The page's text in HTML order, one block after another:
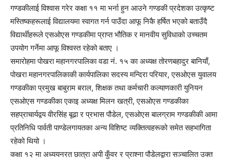
गण्डकीलाई विश्वास गरेर कक्षा ११ मा भर्ना हुन आउने गण्डकी प्रदेशका उत्कृष्ट
मस्तिष्कहरूलाई विद्यालयमा स्वागत गर्न पाउँदा आफू निकै हर्षित भएको बताउँदै
विद्यार्थीहरूले एसओएस गण्डकीमा प्राप्त भौतिक र मानवीय सुविधाको उच्चतम
उपयोग गर्नेमा आफू विश्वस्त रहेको बताए ।
समारोहमा पोखरा महानगरपालिका वडा नं. १५ का अध्यक्ष तोरणबहादुर बानियाँ,
पोखरा महानगरपालिकाकी कार्यपालिका सदस्य मन्दिरा परियार, एसओएस युवालय
गण्डकीका प्रमुख बाबुराम बराल, शिक्षक तथा कर्मचारी कल्याणकारी युनियन
एसओएस गण्डकीका एकाइ अध्यक्ष मिलन खत्री, एसओएस गण्डकीका
सहप्राचार्यद्वय वीरसिंह बूढा र प्रभास पौडेल, एसओएस बालग्राम गण्डकीकी आमा
प्रतिनिधि पार्वती पाण्डेलगायतका अन्य विशिष्ट व्यक्तित्वहरूको समेत सहभागिता
रहेको थियो ।
कक्षा १२ मा अध्ययनरत छात्रा अपी कुँवर र प्राश्ना पौडेलद्वारा सञ्चालित उक्त